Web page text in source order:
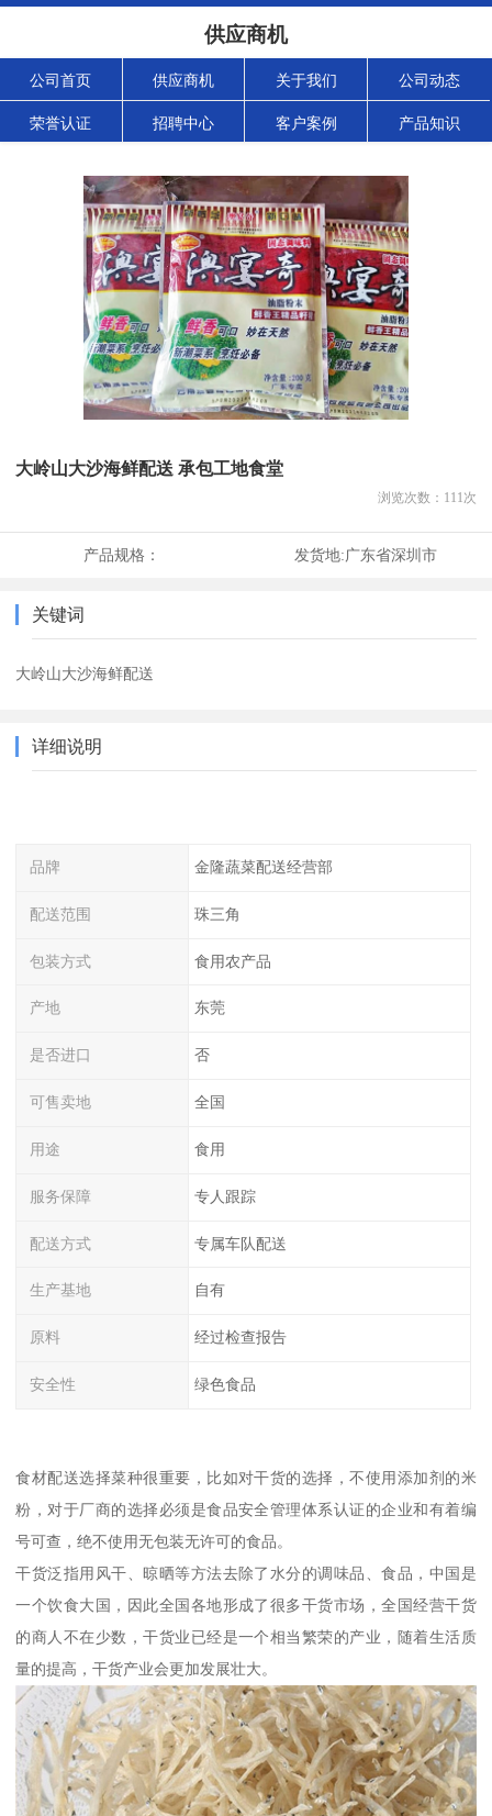
供应商机
公司首页 供应商机 关于我们 公司动态
荣誉认证 招聘中心 客户案例 产品知识
大岭山大沙海鲜配送 承包工地食堂
浏览次数： 111次
产品规格： 发货地:广东省深圳市
关键词
大岭山大沙海鲜配送
详细说明
品牌 金隆蔬菜配送经营部
配送范围 珠三角
包装方式 食用农产品
产地 东莞
是否进口 否
可售卖地 全国
用途 食用
服务保障 专人跟踪
配送方式 专属车队配送
生产基地 自有
原料 经过检查报告
安全性 绿色食品
食材配送选择菜种很重要，比如对干货的选择，不使用添加剂的米
粉，对于厂商的选择必须是食品安全管理体系认证的企业和有着编
号可查，绝不使用无包装无许可的食品。
干货泛指用风干、晾晒等方法去除了水分的调味品、食品，中国是
一个饮食大国，因此全国各地形成了很多干货市场，全国经营干货
的商人不在少数，干货业已经是一个相当繁荣的产业，随着生活质
量的提高，干货产业会更加发展壮大。